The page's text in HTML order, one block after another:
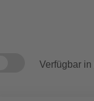
Verfügbar in